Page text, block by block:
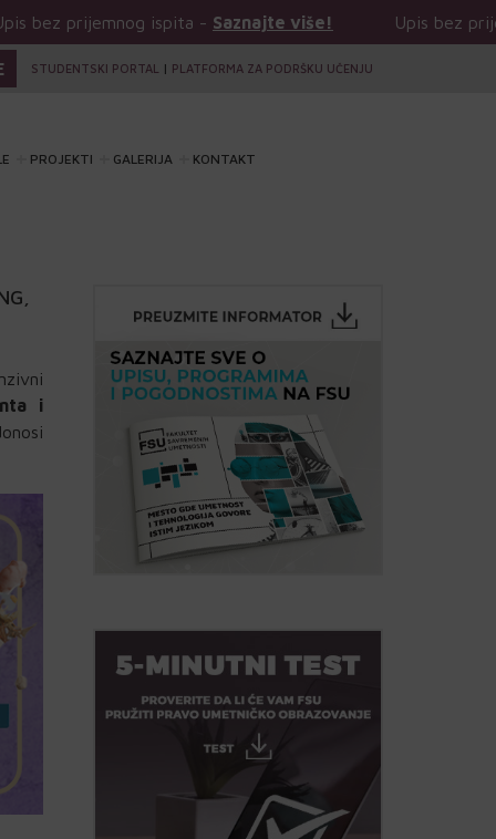
ispita -Saznajte više! Upis bez prijemnog
STUDENTSKI PORTAL | PLATFORMA ZA PODRŠKU UČENJU
PROJEKTI GALERIJA KONTAKT
i